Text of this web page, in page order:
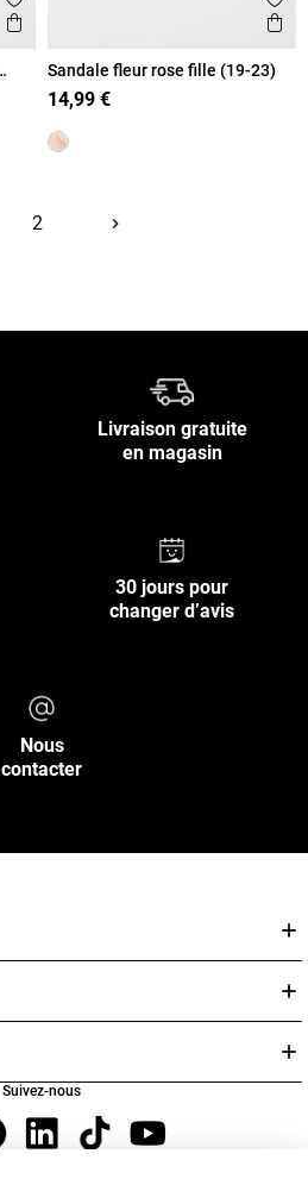
Ajouter aux favoris
Aperçu rapide
Sandale fleur rose fille (19-23)
14,99 €
2 keyboard_arrow_rightSuivant
Livraison gratuite
en magasin
30 jours pour
changer d’avis
Nous
contacter
Suivez-nous